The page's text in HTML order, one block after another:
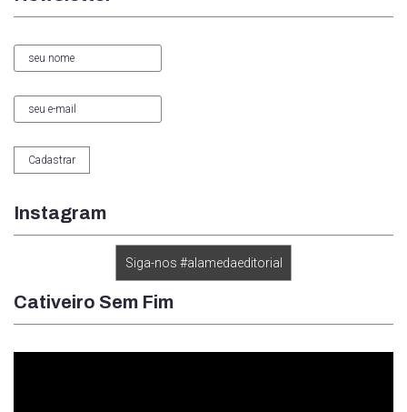
Instagram
Siga-nos #alamedaeditorial
Cativeiro Sem Fim